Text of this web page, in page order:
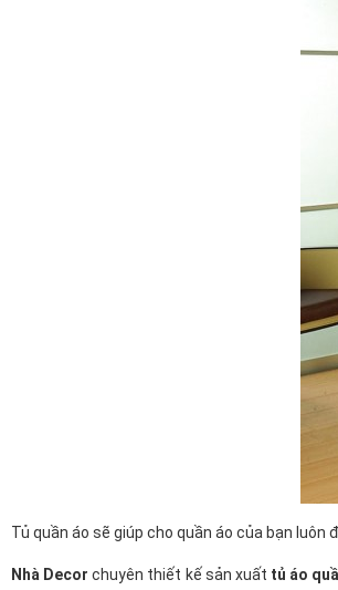
Tủ quần áo sẽ giúp cho quần áo của bạn
Nhà Decor chuyên thiết kế sản xuất tủ áo